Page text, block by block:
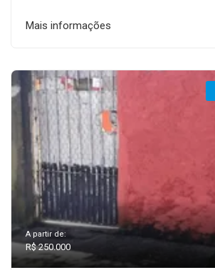
Mais informações
A partir de:
R$ 250.000